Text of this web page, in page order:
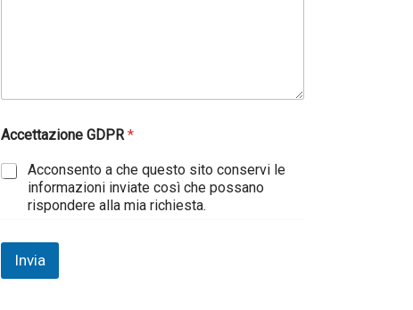
Accettazione GDPR*
Acconsento a che questo sito conservi le
informazioni inviate così che possano
rispondere alla mia richiesta.
Invia